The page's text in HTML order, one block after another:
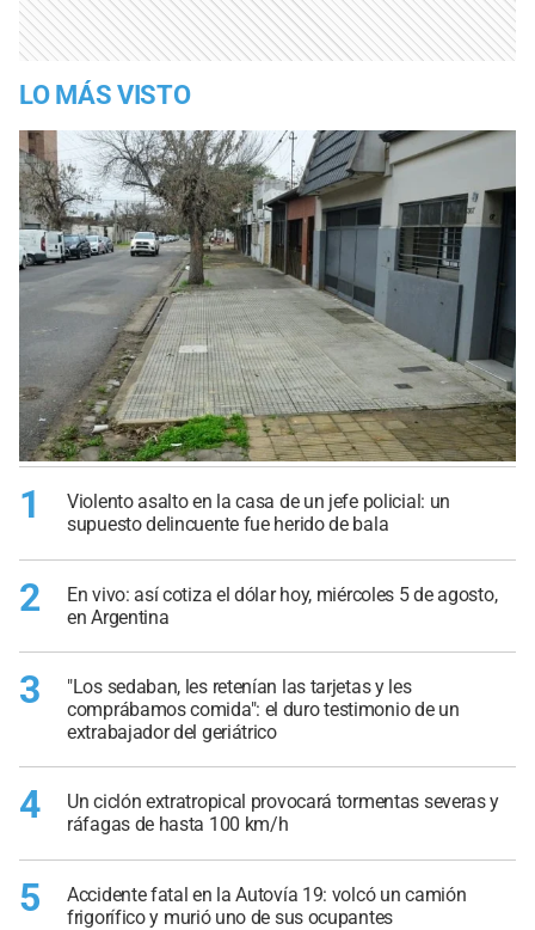
LO MÁS VISTO
1
Violento asalto en la casa de un jefe policial: un
supuesto delincuente fue herido de bala
2
En vivo: así cotiza el dólar hoy, miércoles 5 de agosto,
en Argentina
3
"Los sedaban, les retenían las tarjetas y les
comprábamos comida": el duro testimonio de un
extrabajador del geriátrico
4
Un ciclón extratropical provocará tormentas severas y
ráfagas de hasta 100 km/h
5
Accidente fatal en la Autovía 19: volcó un camión
frigorífico y murió uno de sus ocupantes